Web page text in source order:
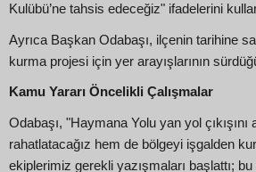
Kulübü’ne tahsis edeceğiz" ifadelerini
Ayrıca Başkan Odabaşı, ilçenin tarihine
kurma projesi için yer arayışlarının
Kamu Yararı Öncelikli Çalışmalar
Odabaşı, "Haymana Yolu yan yol
rahatlatacağız hem de bölgeyi işgalden
ekiplerimiz gerekli yazışmaları başlattı;